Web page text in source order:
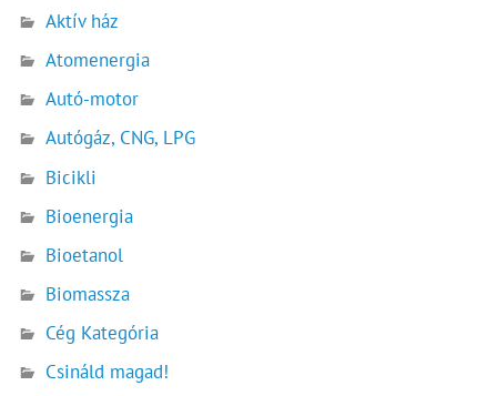
Aktív ház
Atomenergia
Autó-motor
Autógáz, CNG, LPG
Bicikli
Bioenergia
Bioetanol
Biomassza
Cég Kategória
Csináld magad!